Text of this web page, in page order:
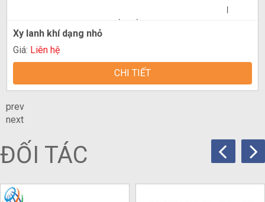
Xy lanh khí dạng nhỏ
Giá: Liên hệ
CHI TIẾT
prev
next
ĐỐI TÁC